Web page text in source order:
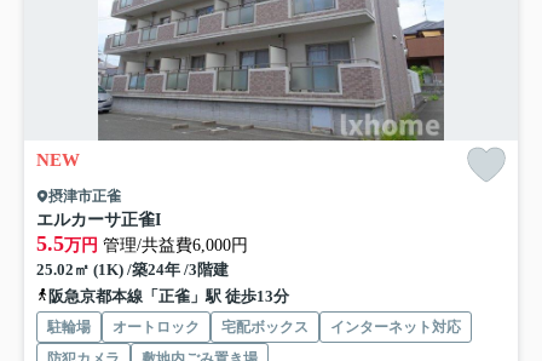
NEW
摂津市正雀
エルカーサ正雀I
5.5万円 管理/共益費6,000円
25.02㎡ (1K) /築24年 /3階建
阪急京都本線「正雀」駅 徒歩13分
駐輪場 オートロック 宅配ボックス
インターネット対応